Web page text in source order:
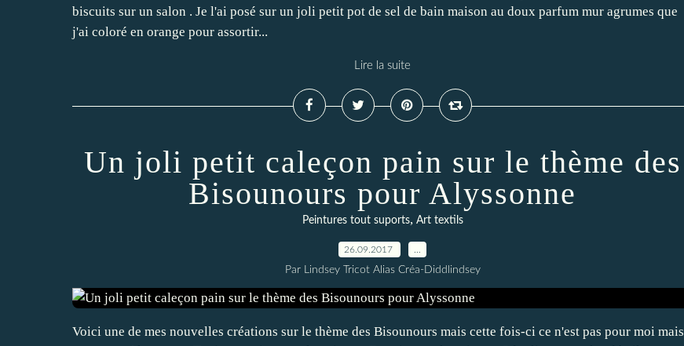
biscuits sur un salon . Je l'ai posé sur un joli petit pot de sel de bain maison au doux parfum mur agrumes que
j'ai coloré en orange pour assortir...
Lire la suite
Un joli petit caleçon pain sur le thème des
Bisounours pour Alyssonne
Peintures tout suports, Art textils
26.09.2017
Par Lindsey Tricot Alias Créa-Diddlindsey
Voici une de mes nouvelles créations sur le thème des Bisounours mais cette fois-ci ce n'est pas pour moi mais